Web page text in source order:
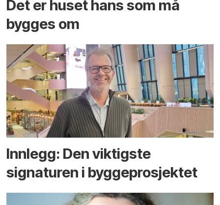
Det er huset hans som må
bygges om
Innlegg: Den viktigste
signaturen i bygge­­prosjektet